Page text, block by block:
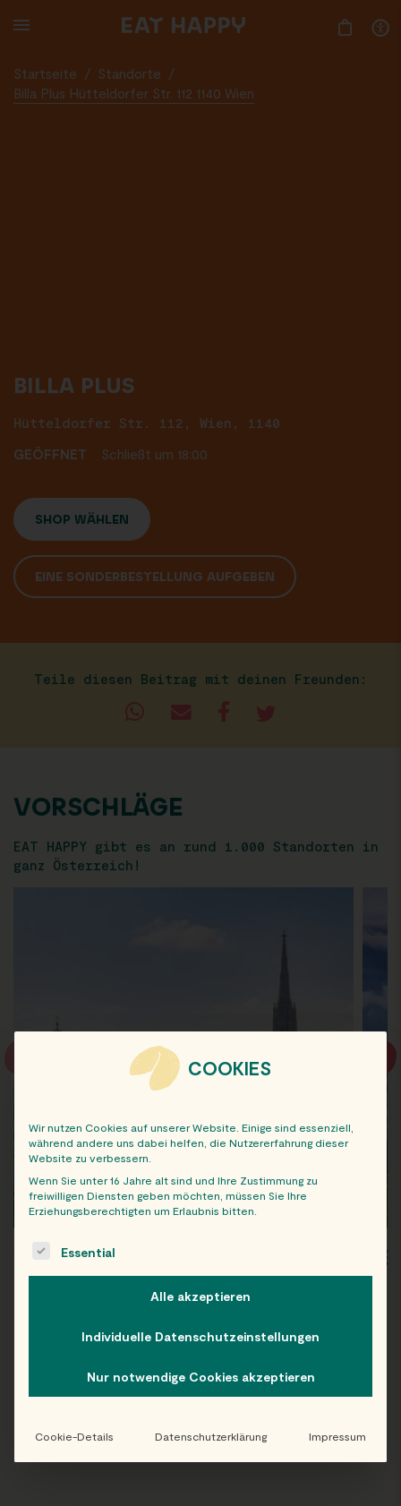
TO
Startseite / Standorte
/
Billa Plus Hütteldorfer Str. 112 1140 Wien
BILLA PLUS
Hütteldorfer Str. 112, Wien, 1140
GEÖFFNET
Schließt um 18:00
SHOP WÄHLEN
EINE SONDERBESTELLUNG AUFGEBEN
Teile diesen Beitrag mit deinen Freunden:
VORSCHLÄGE
EAT HAPPY gibt es an rund 1.000 Standorten in
ganz Österreich!
WIEN
Folge uns auf Instagram!
COOKIES
Wir nutzen Cookies auf unserer Website. Einige sind essenziell,
während andere uns dabei helfen, die Nutzererfahrung dieser
Website zu verbessern.
Wenn Sie unter 16 Jahre alt sind und Ihre Zustimmung zu
freiwilligen Diensten geben möchten, müssen Sie Ihre
Erziehungsberechtigten um Erlaubnis bitten.
The following is a list of service groups for which consent
Essential
Alle akzeptieren
Individuelle Datenschutzeinstellungen
Nur notwendige Cookies akzeptieren
Cookie-Details Datenschutzerklärung Impressum